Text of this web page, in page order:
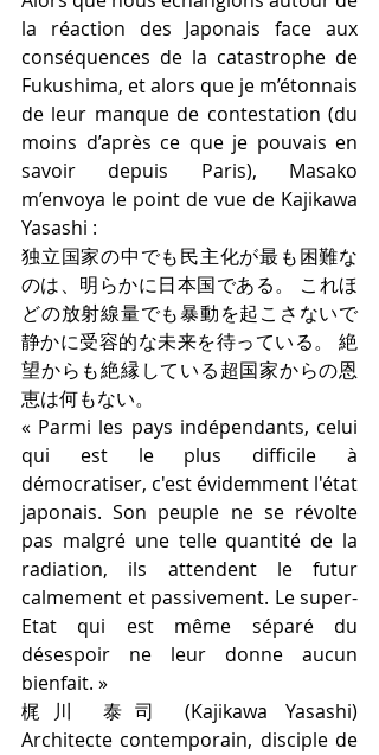
la réaction des Japonais face aux
conséquences de la catastrophe de
Fukushima, et alors que je m’étonnais
de leur manque de contestation (du
moins d’après ce que je pouvais en
savoir depuis Paris), Masako
m’envoya le point de vue de Kajikawa
Yasashi :
独立国家の中でも民主化が最も困難な
のは、明らかに日本国である。 これほ
どの放射線量でも暴動を起こさないで
静かに受容的な未来を待っている。 絶
望からも絶縁している超国家からの恩
恵は何もない。
« Parmi les pays indépendants, celui
qui est le plus difficile à
démocratiser, c'est évidemment l'état
japonais. Son peuple ne se révolte
pas malgré une telle quantité de la
radiation, ils attendent le futur
calmement et passivement. Le super-
Etat qui est même séparé du
désespoir ne leur donne aucun
bienfait. »
梶川 泰司 (Kajikawa Yasashi)
Architecte contemporain, disciple de